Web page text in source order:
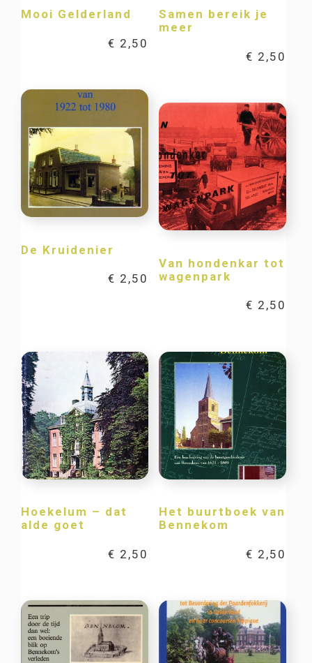
Mooi Gelderland
€ 2,50
Samen bereik je
meer
€ 2,50
De Kruidenier
€ 2,50
Van hondenkar tot
wagenpark
€ 2,50
Hoekelum – dat
alde goet
€ 2,50
Het buurtboek van
Bennekom
€ 2,50